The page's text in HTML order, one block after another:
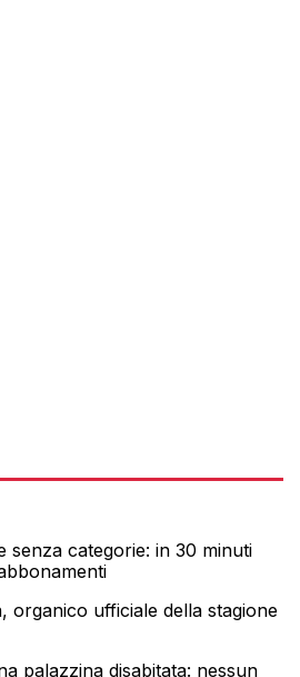
senza categorie: in 30 minuti
organico ufficiale della stagione
palazzina disabitata: nessun